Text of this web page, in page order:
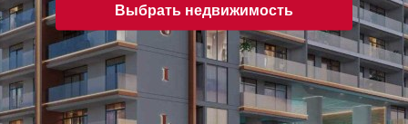
Выбрать недвижимость